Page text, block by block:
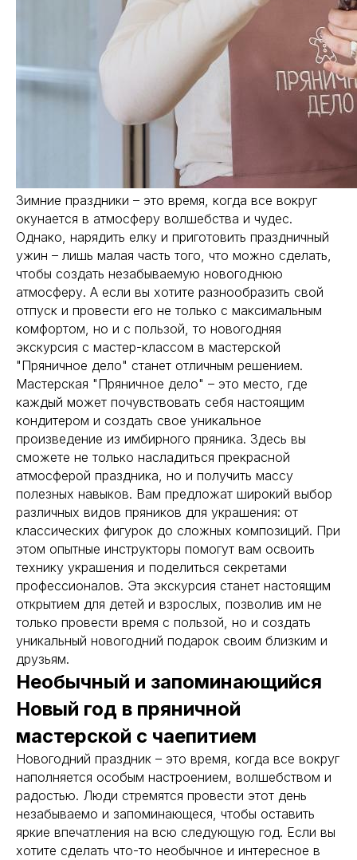
Зимние праздники – это время, когда все вокруг
окунается в атмосферу волшебства и чудес.
Однако, нарядить елку и приготовить праздничный
ужин – лишь малая часть того, что можно сделать,
чтобы создать незабываемую новогоднюю
атмосферу. А если вы хотите разнообразить свой
отпуск и провести его не только с максимальным
комфортом, но и с пользой, то новогодняя
экскурсия с мастер-классом в мастерской
"Пряничное дело" станет отличным решением.
Мастерская "Пряничное дело" – это место, где
каждый может почувствовать себя настоящим
кондитером и создать свое уникальное
произведение из имбирного пряника. Здесь вы
сможете не только насладиться прекрасной
атмосферой праздника, но и получить массу
полезных навыков. Вам предложат широкий выбор
различных видов пряников для украшения: от
классических фигурок до сложных композиций. При
этом опытные инструкторы помогут вам освоить
технику украшения и поделиться секретами
профессионалов. Эта экскурсия станет настоящим
открытием для детей и взрослых, позволив им не
только провести время с пользой, но и создать
уникальный новогодний подарок своим близким и
друзьям.
Необычный и запоминающийся
Новый год в пряничной
мастерской с чаепитием
Новогодний праздник – это время, когда все вокруг
наполняется особым настроением, волшебством и
радостью. Люди стремятся провести этот день
незабываемо и запоминающеся, чтобы оставить
яркие впечатления на всю следующую год. Если вы
хотите сделать что-то необычное и интересное в